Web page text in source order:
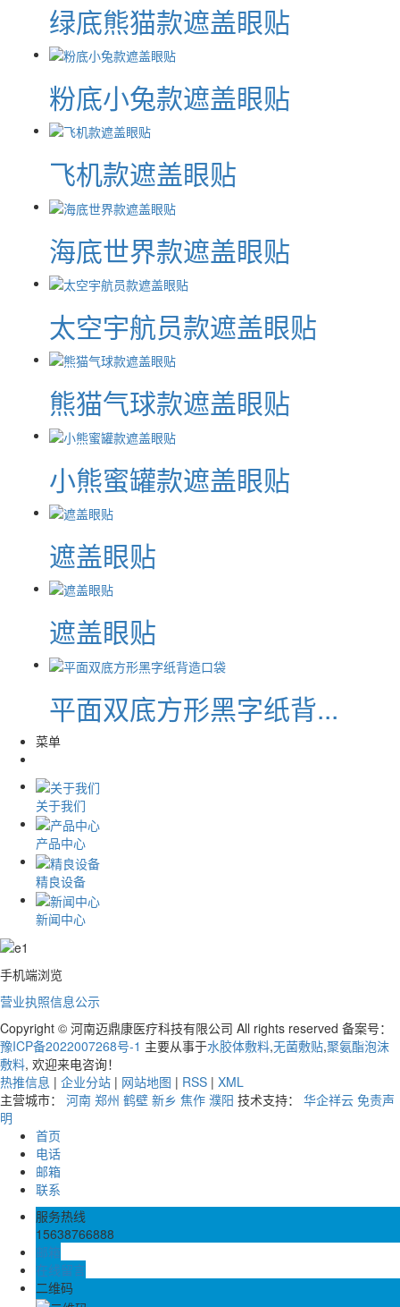
绿底熊猫款遮盖眼贴
粉底小兔款遮盖眼贴
飞机款遮盖眼贴
海底世界款遮盖眼贴
太空宇航员款遮盖眼贴
熊猫气球款遮盖眼贴
小熊蜜罐款遮盖眼贴
遮盖眼贴
遮盖眼贴
平面双底方形黑字纸背...
菜单
关于我们
产品中心
精良设备
新闻中心
手机端浏览
营业执照信息公示
Copyright © 河南迈鼎康医疗科技有限公司 All rights reserved 备案号：
豫ICP备2022007268号-1 主要从事于水胶体敷料,无菌敷贴,聚氨酯泡沫
敷料, 欢迎来电咨询！
热推信息 | 企业分站 | 网站地图 | RSS | XML
主营城市： 河南 郑州 鹤壁 新乡 焦作 濮阳 技术支持： 华企祥云 免责声
明
首页
电话
邮箱
联系
服务热线
15638766888
邮箱
在线留言
二维码